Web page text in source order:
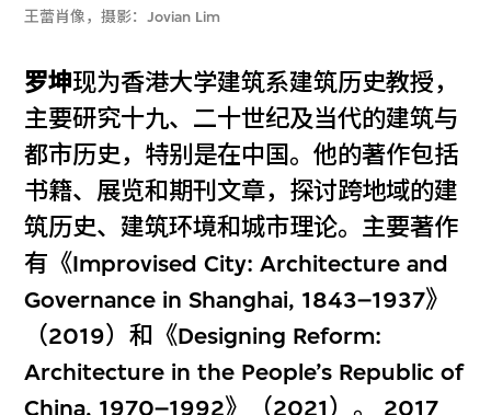
王蕾肖像，摄影：Jovian Lim
罗坤现为香港大学建筑系建筑历史教授，
主要研究十九、二十世纪及当代的建筑与
都市历史，特别是在中国。他的著作包括
书籍、展览和期刊文章，探讨跨地域的建
筑历史、建筑环境和城市理论。主要著作
有《Improvised City: Architecture and
Governance in Shanghai, 1843–1937》
（2019）和《Designing Reform:
Architecture in the People’s Republic of
China, 1970–1992》（2021）。 2017